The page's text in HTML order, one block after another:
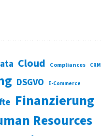
Cloud Compliances CRM
DSGVO E-Commerce
Finanzierung
Resources